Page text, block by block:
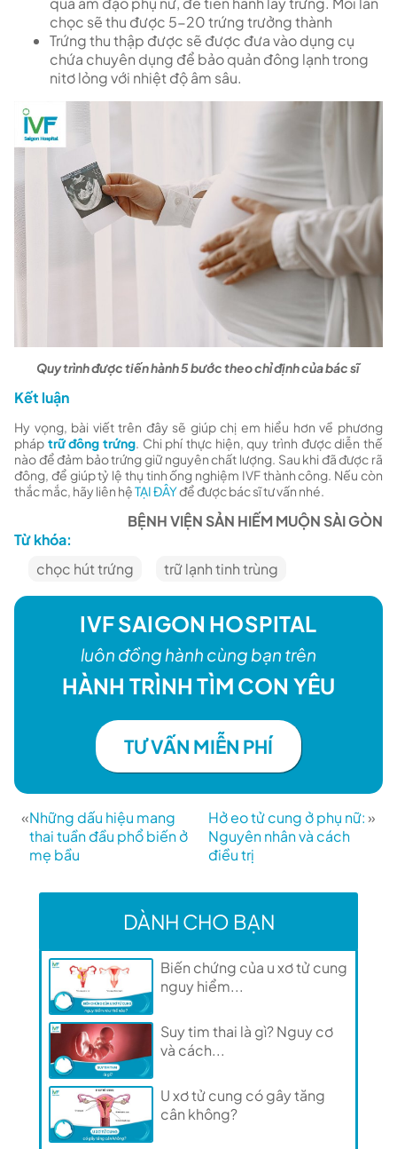
chọc sẽ thu được 5-20 trứng trưởng thành
Trứng thu thập được sẽ được đưa vào dụng cụ
chứa chuyên dụng để bảo quản đông lạnh trong
nitơ lỏng với nhiệt độ âm sâu.
Quy trình được tiến hành 5 bước theo chỉ định của bác sĩ
Kết luận
Hy vọng, bài viết trên đây sẽ giúp chị em hiểu hơn về phương
pháp trữ đông trứng. Chi phí thực hiện, quy trình được diễn thế
nào để đảm bảo trứng giữ nguyên chất lượng. Sau khi đã được rã
đông, để giúp tỷ lệ thụ tinh ống nghiệm IVF thành công. Nếu còn
thắc mắc, hãy liên hệTẠI ĐÂYđể được bác sĩ tư vấn nhé.
BỆNH VIỆN SẢN HIẾM MUỘN SÀI GÒN
Từ khóa:
chọc hút trứng
trữ lạnh tinh trùng
IVF SAIGON HOSPITAL
luôn đồng hành cùng bạn trên
HÀNH TRÌNH TÌM CON YÊU
TƯ VẤN MIỄN PHÍ
«Những dấu hiệu mang
thai tuần đầu phổ biến ở
mẹ bầu
Hở eo tử cung ở phụ nữ:
Nguyên nhân và cách
điều trị
»
DÀNH CHO BẠN
Biến chứng của u xơ tử cung
nguy hiểm...
Suy tim thai là gì? Nguy cơ
và cách...
U xơ tử cung có gây tăng
cân không?